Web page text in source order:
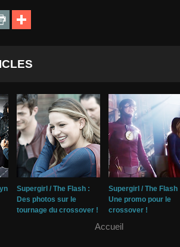
Supergirl / The Flash :
Des photos sur le
tournage du crossover !
Supergirl / The Flash
Une promo pour le
crossover !
Accueil